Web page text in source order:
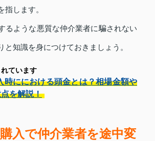
指します。
るような悪質な仲介業者に騙されない
と知識を身につけておきましょう。
ています
時ににおける頭金とは？相場金額や
を解説！
入で仲介業者を途中変